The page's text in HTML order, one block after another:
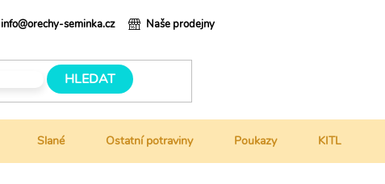
info@orechy-seminka.cz Naše prodejny
HLEDAT
Slané Ostatní potraviny Poukazy KITL